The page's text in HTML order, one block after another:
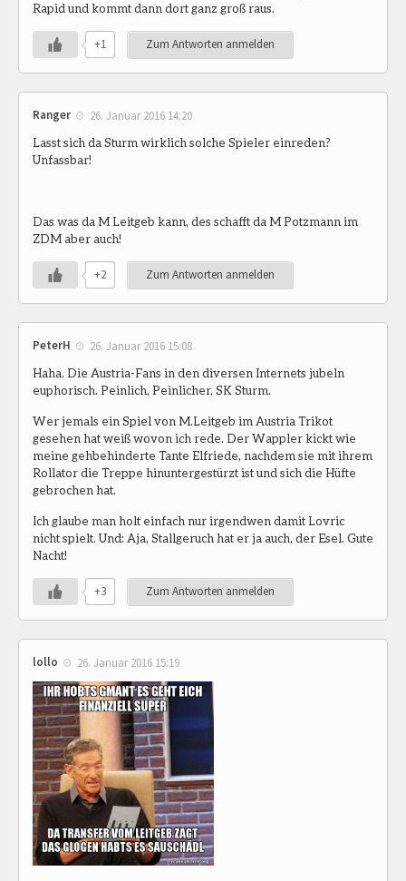
Rapid und kommt dann dort ganz groß raus.
+1 Zum Antworten anmelden
Ranger 26. Januar 2016 14:20
Lasst sich da Sturm wirklich solche Spieler einreden?
Unfassbar!
Das was da M Leitgeb kann, des schafft da M Potzmann im
ZDM aber auch!
+2 Zum Antworten anmelden
PeterH 26. Januar 2016 15:08
Haha. Die Austria-Fans in den diversen Internets jubeln
euphorisch. Peinlich, Peinlicher, SK Sturm.
Wer jemals ein Spiel von M.Leitgeb im Austria Trikot
gesehen hat weiß wovon ich rede. Der Wappler kickt wie
meine gehbehinderte Tante Elfriede, nachdem sie mit ihrem
Rollator die Treppe hinuntergestürzt ist und sich die Hüfte
gebrochen hat.
Ich glaube man holt einfach nur irgendwen damit Lovric
nicht spielt. Und: Aja, Stallgeruch hat er ja auch, der Esel. Gute
Nacht!
+3 Zum Antworten anmelden
lollo 26. Januar 2016 15:19